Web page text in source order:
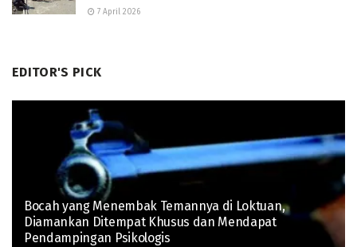
7 April 2026
EDITOR'S PICK
Bocah yang Menembak Temannya di Loktuan,
Diamankan Ditempat Khusus dan Mendapat
Pendampingan Psikologis